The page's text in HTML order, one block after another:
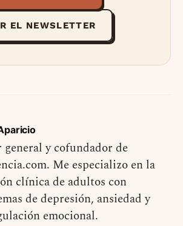
EL NEWSLETTER
y cofundador de
Me especializo en la
clínica de adultos con
de depresión, ansiedad y
emocional.